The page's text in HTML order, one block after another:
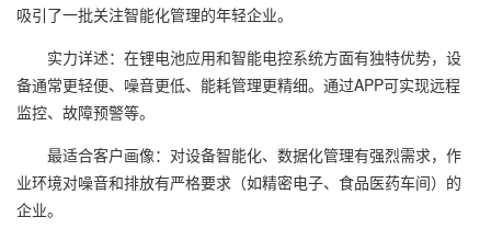
吸引了一批关注智能化管理的年轻企业。
实力详述：在锂电池应用和智能电控系统方面有独特优势，设
备通常更轻便、噪音更低、能耗管理更精细。通过APP可实现远程
监控、故障预警等。
最适合客户画像：对设备智能化、数据化管理有强烈需求，作
业环境对噪音和排放有严格要求（如精密电子、食品医药车间）的
企业。